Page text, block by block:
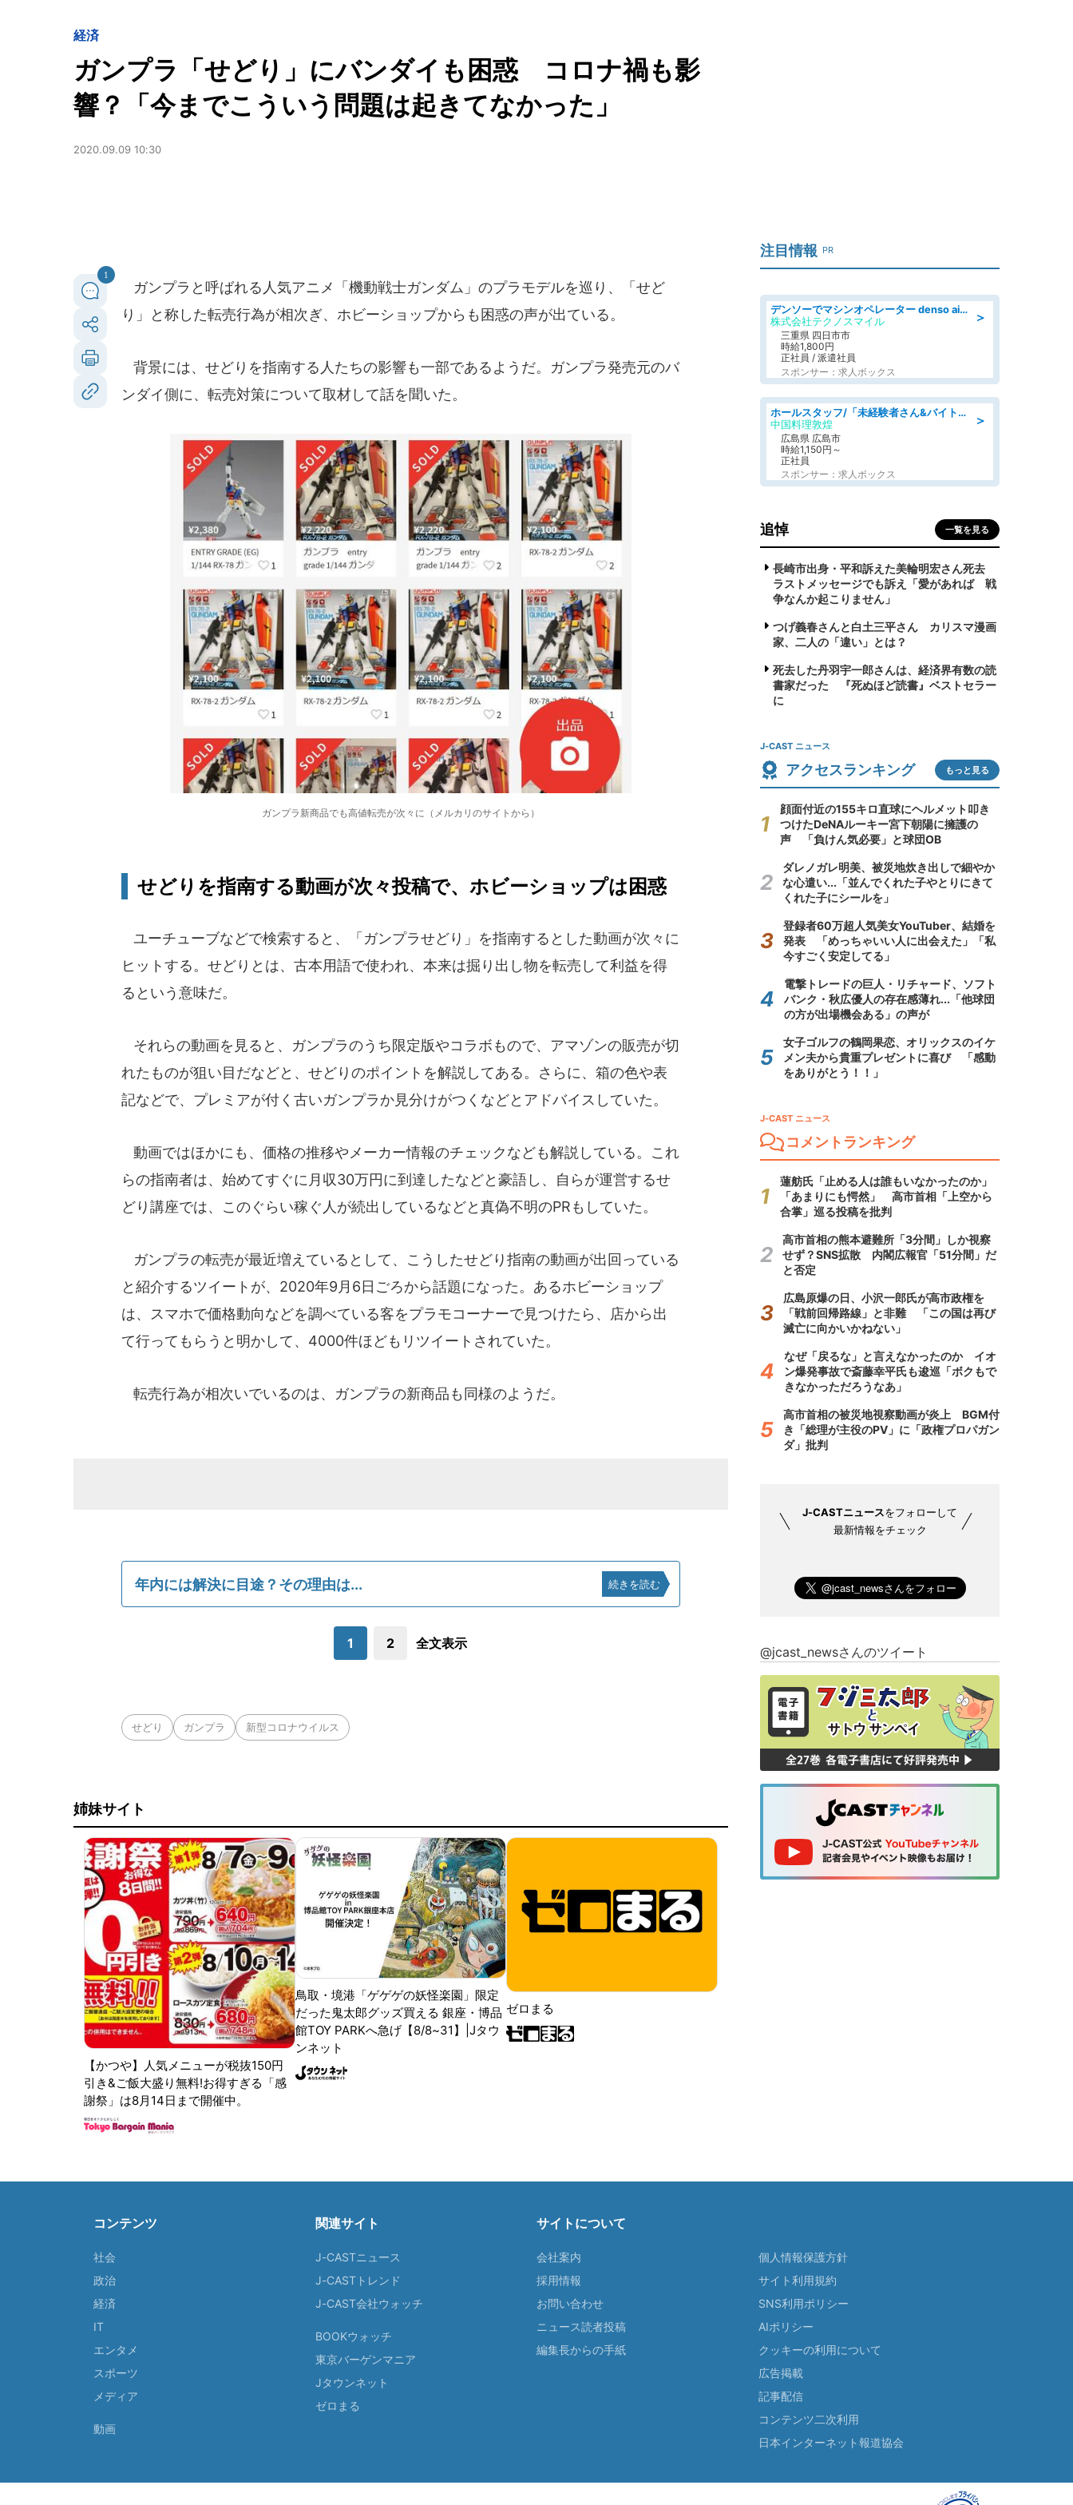
経済
ガンプラ「せどり」にバンダイも困惑 コロナ禍も影
響？「今までこういう問題は起きてなかった」
2020.09.09 10:30
1
ガンプラと呼ばれる人気アニメ「機動戦士ガンダム」のプラモデルを巡り、「せど
り」と称した転売行為が相次ぎ、ホビーショップからも困惑の声が出ている。
背景には、せどりを指南する人たちの影響も一部であるようだ。ガンプラ発売元のバ
ンダイ側に、転売対策について取材して話を聞いた。
ガンプラ新商品でも高値転売が次々に（メルカリのサイトから）
せどりを指南する動画が次々投稿で、ホビーショップは困惑
ユーチューブなどで検索すると、「ガンプラせどり」を指南するとした動画が次々に
ヒットする。せどりとは、古本用語で使われ、本来は掘り出し物を転売して利益を得
るという意味だ。
それらの動画を見ると、ガンプラのうち限定版やコラボもので、アマゾンの販売が切
れたものが狙い目だなどと、せどりのポイントを解説してある。さらに、箱の色や表
記などで、プレミアが付く古いガンプラか見分けがつくなどとアドバイスしていた。
動画ではほかにも、価格の推移やメーカー情報のチェックなども解説している。これ
らの指南者は、始めてすぐに月収30万円に到達したなどと豪語し、自らが運営するせ
どり講座では、このぐらい稼ぐ人が続出しているなどと真偽不明のPRもしていた。
ガンプラの転売が最近増えているとして、こうしたせどり指南の動画が出回っている
と紹介するツイートが、2020年9月6日ごろから話題になった。あるホビーショップ
は、スマホで価格動向などを調べている客をプラモコーナーで見つけたら、店から出
て行ってもらうと明かして、4000件ほどもリツイートされていた。
転売行為が相次いでいるのは、ガンプラの新商品も同様のようだ。
年内には解決に目途？その理由は... 続きを読む
1 2 全文表示
せどり ガンプラ 新型コロナウイルス
姉妹サイト
【かつや】人気メニューが税抜150円
引き&ご飯大盛り無料!お得すぎる「感
謝祭」は8月14日まで開催中。
鳥取・境港「ゲゲゲの妖怪楽園」限定
だった鬼太郎グッズ買える 銀座・博品
館TOY PARKへ急げ【8/8~31】|Jタウ
ンネット
ゼロまる
注目情報 PR
＞
デンソーでマシンオペレーター denso aichi
株式会社テクノスマイル
三重県 四日市市
時給1,800円
正社員 / 派遣社員
スポンサー：求人ボックス
＞
ホールスタッフ/「未経験者さん&バイトデビューも大歓迎」残業ほぼなし×1日3時間〜勤務OK!フォロー体制も充実/広島県/広島市南区
中国料理敦煌
広島県 広島市
時給1,150円～
正社員
スポンサー：求人ボックス
追悼 一覧を見る
長崎市出身・平和訴えた美輪明宏さん死去
ラストメッセージでも訴え「愛があれば 戦
争なんか起こりません」
つげ義春さんと白土三平さん カリスマ漫画
家、二人の「違い」とは？
死去した丹羽宇一郎さんは、経済界有数の読
書家だった 『死ぬほど読書』ベストセラー
に
J-CAST ニュース
アクセスランキング もっと見る
顔面付近の155キロ直球にヘルメット叩き
つけたDeNAルーキー宮下朝陽に擁護の
声 「負けん気必要」と球団OB
ダレノガレ明美、被災地炊き出しで細やか
な心遣い...「並んでくれた子やとりにきて
くれた子にシールを」
登録者60万超人気美女YouTuber、結婚を
発表 「めっちゃいい人に出会えた」「私
今すごく安定してる」
電撃トレードの巨人・リチャード、ソフト
バンク・秋広優人の存在感薄れ...「他球団
の方が出場機会ある」の声が
女子ゴルフの鶴岡果恋、オリックスのイケ
メン夫から貴重プレゼントに喜び 「感動
をありがとう！！」
J-CAST ニュース
コメントランキング
蓮舫氏「止める人は誰もいなかったのか」
「あまりにも愕然」 高市首相「上空から
合掌」巡る投稿を批判
高市首相の熊本避難所「3分間」しか視察
せず？SNS拡散 内閣広報官「51分間」だ
と否定
広島原爆の日、小沢一郎氏が高市政権を
「戦前回帰路線」と非難 「この国は再び
滅亡に向かいかねない」
なぜ「戻るな」と言えなかったのか イオ
ン爆発事故で斎藤幸平氏も逡巡「ボクもで
きなかっただろうなあ」
高市首相の被災地視察動画が炎上 BGM付
き「総理が主役のPV」に「政権プロパガン
ダ」批判
J-CASTニュースをフォローして
最新情報をチェック
@jcast_newsさんのツイート
コンテンツ
社会
政治
経済
IT
エンタメ
スポーツ
メディア
動画
関連サイト
J-CASTニュース
J-CASTトレンド
J-CAST会社ウォッチ
BOOKウォッチ
東京バーゲンマニア
Jタウンネット
ゼロまる
サイトについて
会社案内
採用情報
お問い合わせ
ニュース読者投稿
編集長からの手紙
個人情報保護方針
サイト利用規約
SNS利用ポリシー
AIポリシー
クッキーの利用について
広告掲載
記事配信
コンテンツ二次利用
日本インターネット報道協会